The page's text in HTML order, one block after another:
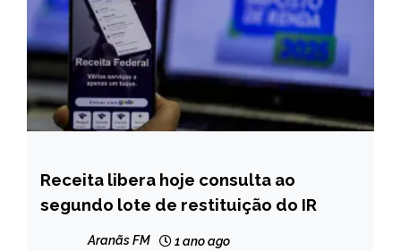
BRASIL
NOTÍCIAS
Receita libera hoje consulta ao
segundo lote de restituição do IR
Aranãs FM 1 ano ago